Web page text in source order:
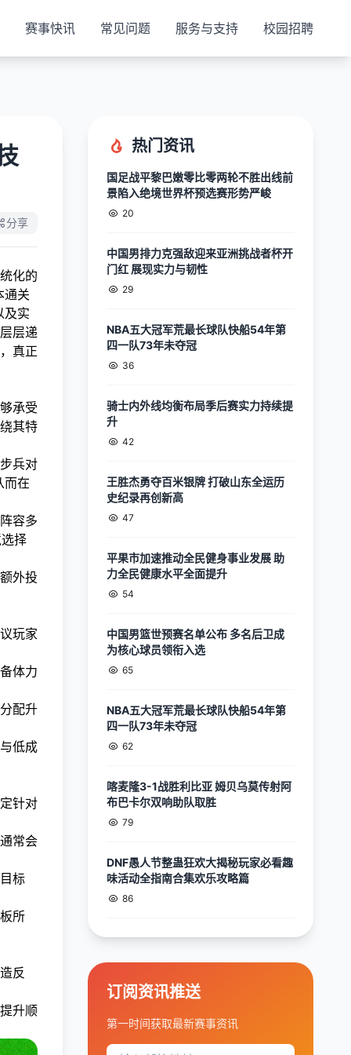
赛事快讯 常见问题 服务与支持 校园招聘
分享
化的
通关
及实
层递
真正
承受
其特
兵对
而在
容多
择
外投
玩家
体力
配升
低成
针对
常会
标
所
反
升顺
热门资讯
国足战平黎巴嫩零比零两轮不胜出线前
景陷入绝境世界杯预选赛形势严峻
20
中国男排力克强敌迎来亚洲挑战者杯开
门红 展现实力与韧性
29
NBA五大冠军荒最长球队快船54年第
四一队73年未夺冠
36
骑士内外线均衡布局季后赛实力持续提
升
42
王胜杰勇夺百米银牌 打破山东全运历
史纪录再创新高
47
平果市加速推动全民健身事业发展 助
力全民健康水平全面提升
54
中国男篮世预赛名单公布 多名后卫成
为核心球员领衔入选
65
NBA五大冠军荒最长球队快船54年第
四一队73年未夺冠
62
喀麦隆3-1战胜利比亚 姆贝乌莫传射阿
布巴卡尔双响助队取胜
79
DNF愚人节整蛊狂欢大揭秘玩家必看趣
味活动全指南合集欢乐攻略篇
86
订阅资讯推送
第一时间获取最新赛事资讯